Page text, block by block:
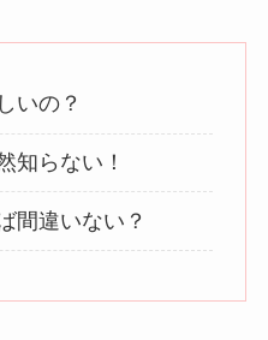
いの？
知らない！
間違いない？